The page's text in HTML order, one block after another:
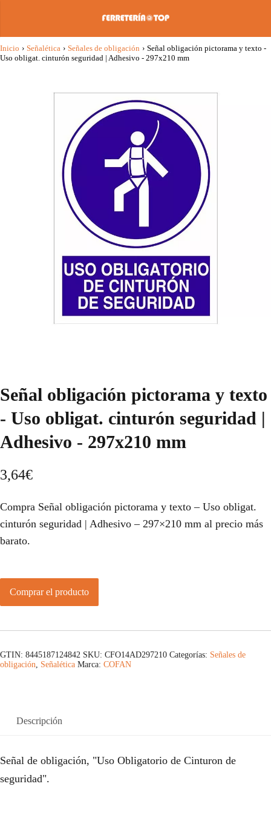
Inicio › Señalética › Señales de obligación › Señal obligación pictorama y texto -
Uso obligat. cinturón seguridad | Adhesivo - 297x210 mm
Señal obligación pictorama y texto
- Uso obligat. cinturón seguridad |
Adhesivo - 297x210 mm
3,64€
Compra Señal obligación pictorama y texto – Uso obligat.
cinturón seguridad | Adhesivo – 297×210 mm al precio más
barato.
Comprar el producto
GTIN: 8445187124842 SKU: CFO14AD297210 Categorías: Señales de
obligación, Señalética Marca: COFAN
Descripción
Señal de obligación, "Uso Obligatorio de Cinturon de
seguridad".